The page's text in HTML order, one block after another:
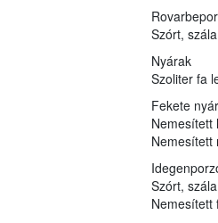
Szórt,
Nyárak
Szoliter fa
Fekete nyár
Nemesített
Nemesített
Szórt,
Nemesített